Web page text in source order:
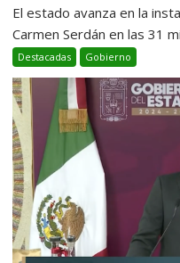
El estado avanza en la
Carmen Serdán en las 31
Destacadas Gobierno